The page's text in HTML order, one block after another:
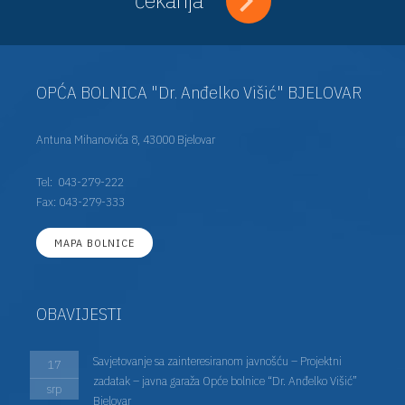
OPĆA BOLNICA "Dr. Anđelko Višić" BJELOVAR
Antuna Mihanovića 8, 43000 Bjelovar
Tel: 043-279-222
Fax: 043-279-333
MAPA BOLNICE
OBAVIJESTI
17
srp
Savjetovanje sa zainteresiranom javnošću – Projektni
zadatak – javna garaža Opće bolnice “Dr. Anđelko Višić”
Bjelovar